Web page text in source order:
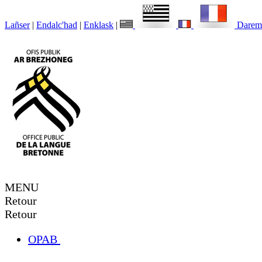
Lañser | Endalc'had | Enklask |
MENU
Retour
Retour
OPAB